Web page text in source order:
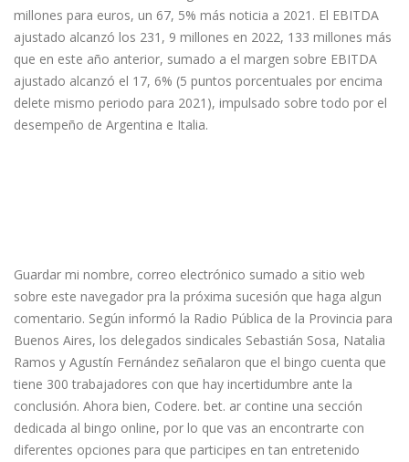
millones para euros, un 67, 5% más noticia a 2021. El EBITDA
ajustado alcanzó los 231, 9 millones en 2022, 133 millones más
que en este año anterior, sumado a el margen sobre EBITDA
ajustado alcanzó el 17, 6% (5 puntos porcentuales por encima
delete mismo periodo para 2021), impulsado sobre todo por el
desempeño de Argentina e Italia.
Guardar mi nombre, correo electrónico sumado a sitio web
sobre este navegador pra la próxima sucesión que haga algun
comentario. Según informó la Radio Pública de la Provincia para
Buenos Aires, los delegados sindicales Sebastián Sosa, Natalia
Ramos y Agustín Fernández señalaron que el bingo cuenta que
tiene 300 trabajadores con que hay incertidumbre ante la
conclusión. Ahora bien, Codere. bet. ar contine una sección
dedicada al bingo online, por lo que vas an encontrarte con
diferentes opciones para que participes en tan entretenido